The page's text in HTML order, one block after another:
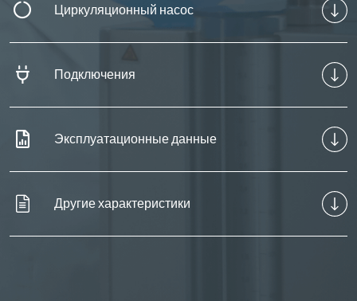
Циркуляционный насос
Подключения
Эксплуатационные данные
Другие характеристики